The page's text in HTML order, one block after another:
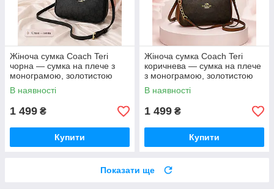
Жіноча сумка Coach Teri
чорна — сумка на плече з
монограмою, золотистою
фурнітурою та ремінцем
В наявності
1 499 ₴
Купити
Жіноча сумка Coach Teri
коричнева — сумка на плече
з монограмою, золотистою
фурнітурою та ремінцем
В наявності
1 499 ₴
Купити
Показати ще